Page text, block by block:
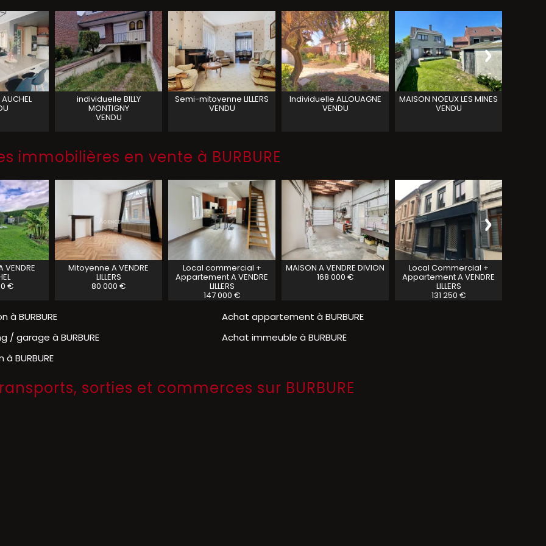
AUCHEL individuelle BILLY
MONTIGNY
VENDU
Semi-mitoyenne LILLERS
VENDU
Individuelle ALLOUAGNE
VENDU
MAISON NOEUX LES MINES
VENDU
immobilières en vente à BURBURE
€
Mitoyenne A VENDRE
LILLERS
80 000 €
Local commercial +
Appartement A VENDRE
LILLERS
147 000 €
MAISON A VENDRE DIVION
168 000 €
Local Commercial +
Appartement A VENDRE
LILLERS
131 250 €
à BURBURE
Achat appartement à BURBURE
/ garage à BURBURE
Achat immeuble à BURBURE
BURBURE
sorties et commerces sur BURBURE